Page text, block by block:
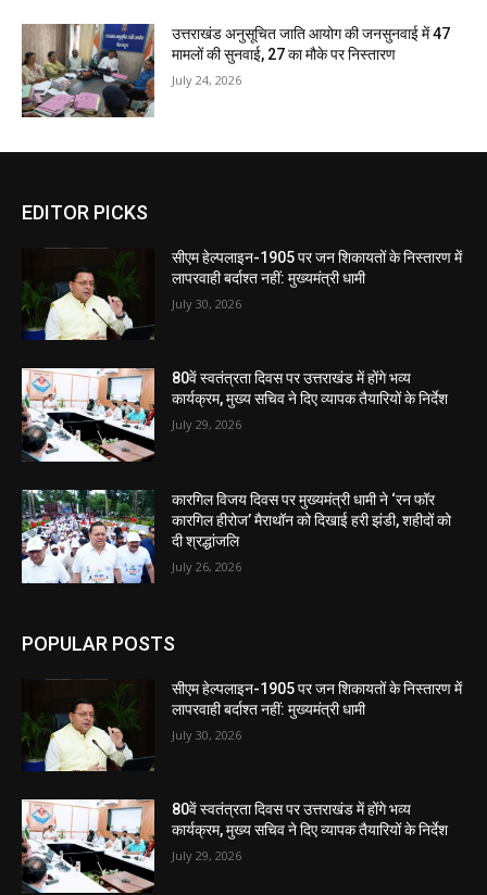
उत्तराखंड अनुसूचित जाति आयोग की जनसुनवाई में 47
मामलों की सुनवाई, 27 का मौके पर निस्तारण
July 24, 2026
EDITOR PICKS
सीएम हेल्पलाइन-1905 पर जन शिकायतों के निस्तारण में
लापरवाही बर्दाश्त नहीं: मुख्यमंत्री धामी
July 30, 2026
80वें स्वतंत्रता दिवस पर उत्तराखंड में होंगे भव्य
कार्यक्रम, मुख्य सचिव ने दिए व्यापक तैयारियों के निर्देश
July 29, 2026
कारगिल विजय दिवस पर मुख्यमंत्री धामी ने ‘रन फॉर
कारगिल हीरोज’ मैराथॉन को दिखाई हरी झंडी, शहीदों को
दी श्रद्धांजलि
July 26, 2026
POPULAR POSTS
सीएम हेल्पलाइन-1905 पर जन शिकायतों के निस्तारण में
लापरवाही बर्दाश्त नहीं: मुख्यमंत्री धामी
July 30, 2026
80वें स्वतंत्रता दिवस पर उत्तराखंड में होंगे भव्य
कार्यक्रम, मुख्य सचिव ने दिए व्यापक तैयारियों के निर्देश
July 29, 2026